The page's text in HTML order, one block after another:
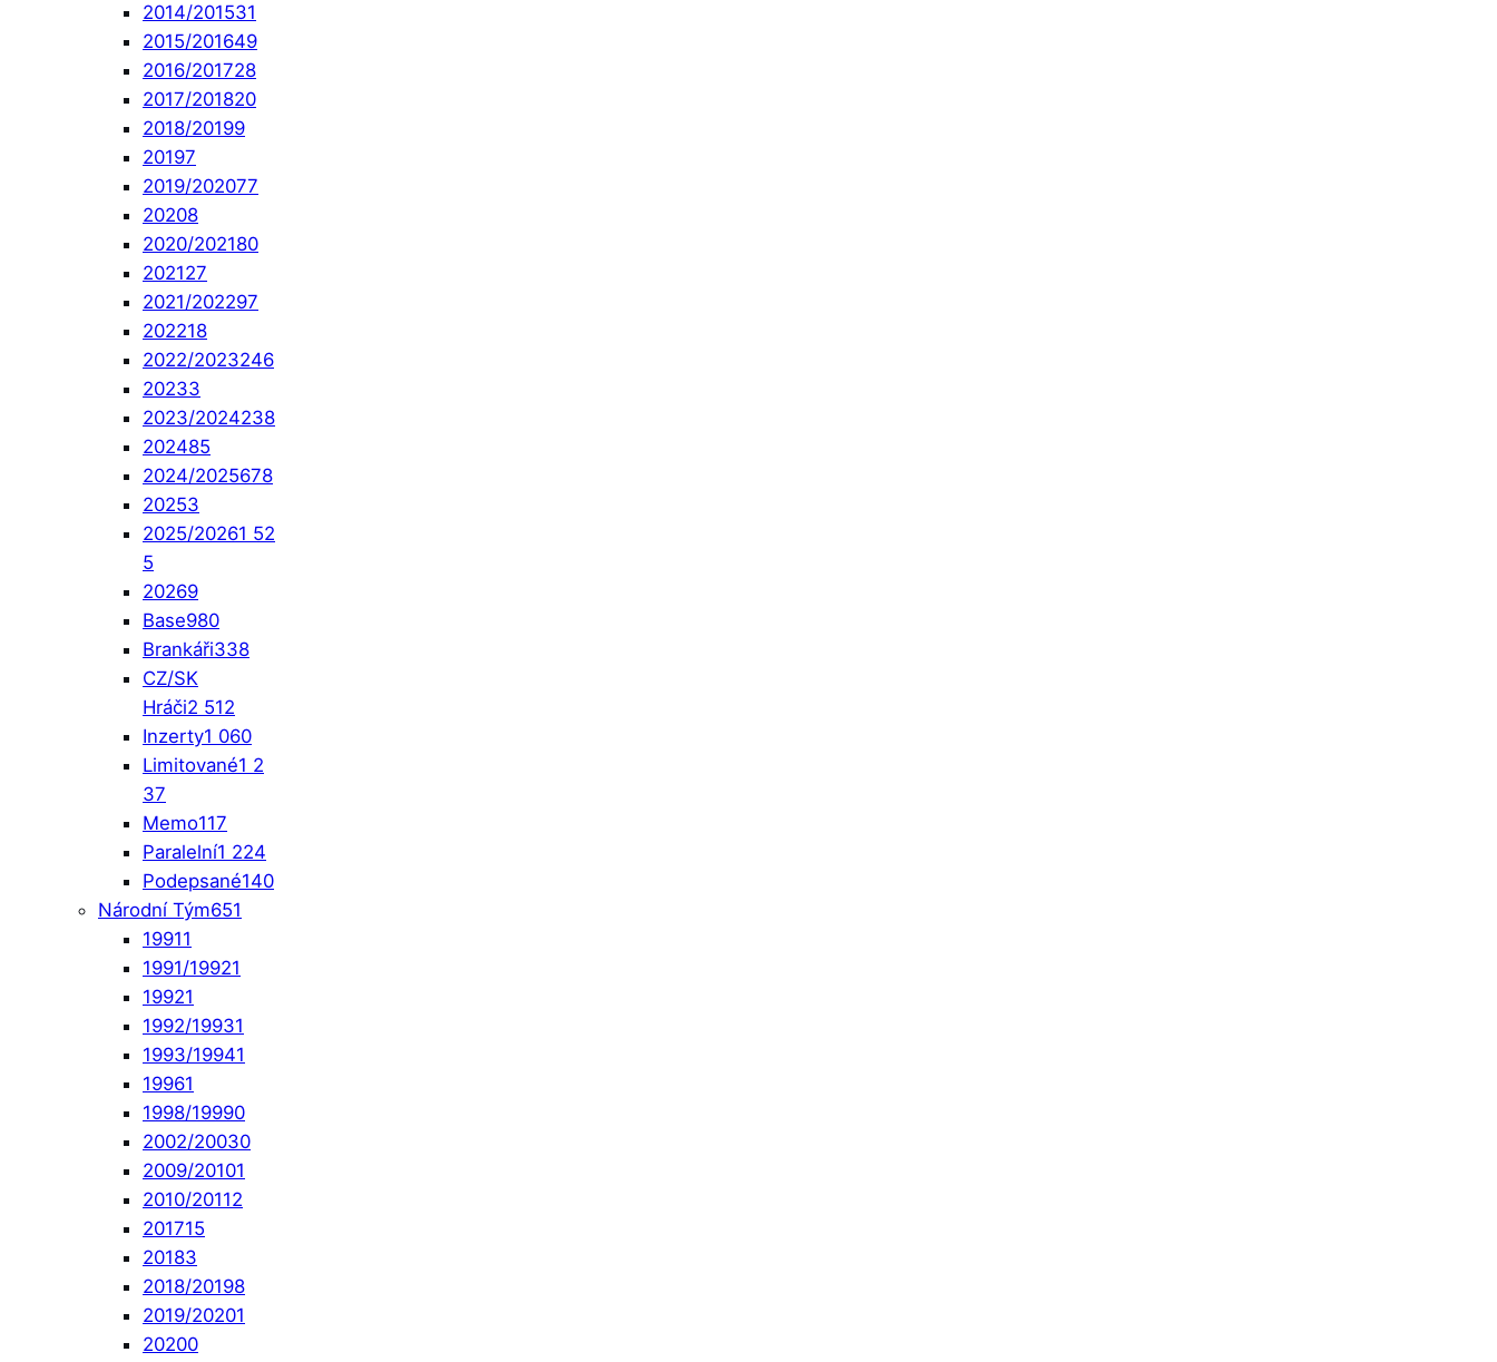
2014/201531
2015/201649
2016/201728
2017/201820
2018/20199
20197
2019/202077
20208
2020/202180
202127
2021/202297
202218
2022/2023246
20233
2023/2024238
202485
2024/2025678
20253
2025/20261 52
5
20269
Base980
Brankáři338
CZ/SK
Hráči2 512
Inzerty1 060
Limitované1 2
37
Memo117
Paralelní1 224
Podepsané140
Národní Tým651
19911
1991/19921
19921
1992/19931
1993/19941
19961
1998/19990
2002/20030
2009/20101
2010/20112
201715
20183
2018/20198
2019/20201
20200